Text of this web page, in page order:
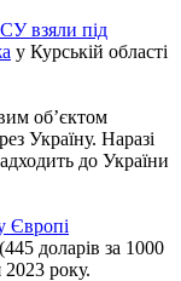
взяли під
у Курській області
об’єктом
Україну. Наразі
до України
Європі
доларів за 1000
року.